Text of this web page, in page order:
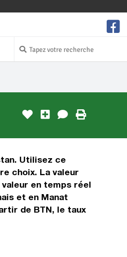
Utilisez ce
choix. La valeur
en temps réel
et en Manat
de BTN, le taux